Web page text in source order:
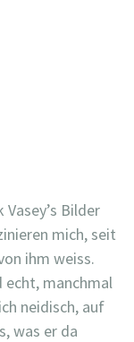
Vasey’s Bilder
mich, seit
ihm weiss.
echt, manchmal
neidisch, auf
was er da